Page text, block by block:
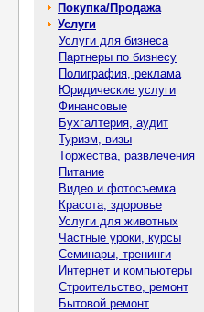
Покупка/Продажа
Услуги
Услуги для бизнеса
Партнеры по бизнесу
Полиграфия, реклама
Юридические услуги
Финансовые
Бухгалтерия, аудит
Туризм, визы
Торжества, развлечения
Питание
Видео и фотосъемка
Красота, здоровье
Услуги для животных
Частные уроки, курсы
Семинары, тренинги
Интернет и компьютеры
Строительство, ремонт
Бытовой ремонт